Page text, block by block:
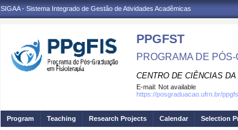
SIGAA - Sistema Integrado de Gestão de Atividades Acadêmicas
PPGFST
PROGRAMA DE
CENTRO DE CIÊNCIAS
E-mail: Not available
https://posgraduacao.ufrn.br/
Program Teaching Research Projects Calendar Selection